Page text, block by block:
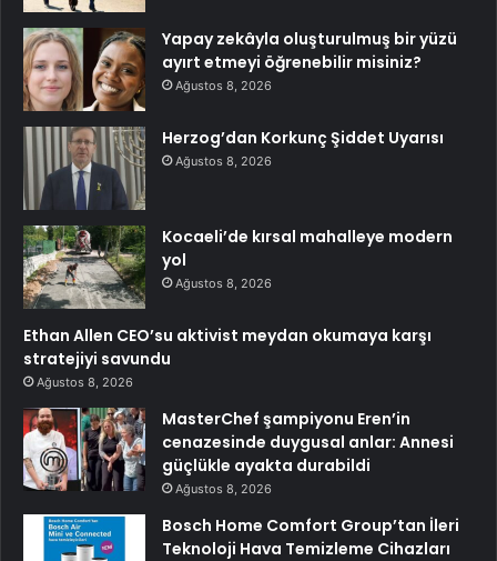
Yapay zekâyla oluşturulmuş bir yüzü
ayırt etmeyi öğrenebilir misiniz?
Ağustos 8, 2026
Herzog’dan Korkunç Şiddet Uyarısı
Ağustos 8, 2026
Kocaeli’de kırsal mahalleye modern
yol
Ağustos 8, 2026
Ethan Allen CEO’su aktivist meydan okumaya karşı
stratejiyi savundu
Ağustos 8, 2026
MasterChef şampiyonu Eren’in
cenazesinde duygusal anlar: Annesi
güçlükle ayakta durabildi
Ağustos 8, 2026
Bosch Home Comfort Group’tan İleri
Teknoloji Hava Temizleme Cihazları